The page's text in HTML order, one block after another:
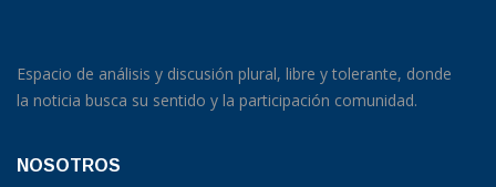
Espacio de análisis y discusión plural, libre y tolerante, donde
la noticia busca su sentido y la participación comunidad.
NOSOTROS